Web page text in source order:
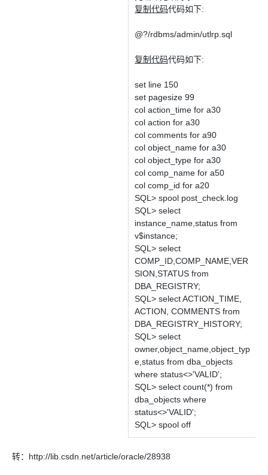
复制代码代码如下:
@?/rdbms/admin/utlrp.sql
复制代码代码如下:
set line 150
set pagesize 99
col action_time for a30
col action for a30
col comments for a90
col object_name for a30
col object_type for a30
col comp_name for a50
col comp_id for a20
SQL> spool post_check.log
SQL> select
instance_name,status from
v$instance;
SQL> select
COMP_ID,COMP_NAME,VER
SION,STATUS from
DBA_REGISTRY;
SQL> select ACTION_TIME,
ACTION, COMMENTS from
DBA_REGISTRY_HISTORY;
SQL> select
owner,object_name,object_typ
e,status from dba_objects
where status<>'VALID';
SQL> select count(*) from
dba_objects where
status<>'VALID';
SQL> spool off
转：http://lib.csdn.net/article/oracle/28938